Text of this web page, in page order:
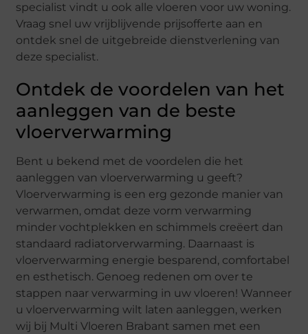
specialist vindt u ook alle vloeren voor uw woning.
Vraag snel uw vrijblijvende prijsofferte aan en
ontdek snel de uitgebreide dienstverlening van
deze specialist.
Ontdek de voordelen van het
aanleggen van de beste
vloerverwarming
Bent u bekend met de voordelen die het
aanleggen van vloerverwarming u geeft?
Vloerverwarming is een erg gezonde manier van
verwarmen, omdat deze vorm verwarming
minder vochtplekken en schimmels creëert dan
standaard radiatorverwarming. Daarnaast is
vloerverwarming energie besparend, comfortabel
en esthetisch. Genoeg redenen om over te
stappen naar verwarming in uw vloeren! Wanneer
u vloerverwarming wilt laten aanleggen, werken
wij bij Multi Vloeren Brabant samen met een